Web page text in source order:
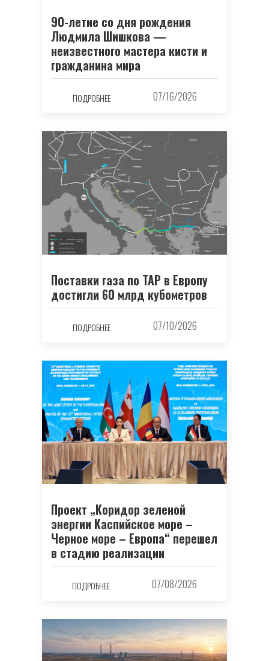
90-летие со дня рождения
Людмила Шишкова —
неизвестного мастера кисти и
гражданина мира
ПОДРОБНЕЕ 07/16/2026
Поставки газа по TAP в Европу
достигли 60 млрд кубометров
ПОДРОБНЕЕ 07/10/2026
Проект „Коридор зеленой
энергии Каспийское море –
Черное море – Европа“ перешел
в стадию реализации
ПОДРОБНЕЕ 07/08/2026